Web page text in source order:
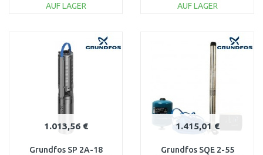
AUF LAGER
Vergleichen
AUF LAGER
Vergleichen
1.013,56 €
Grundfos SP 2A-18
1.415,01 €
Grundfos SQE 2-55